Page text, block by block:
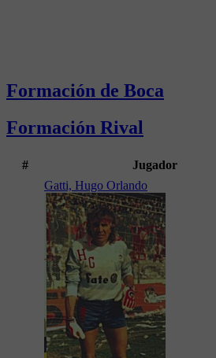
Formación de Boca
Formación Rival
#
Jugador
Gatti, Hugo Orlando